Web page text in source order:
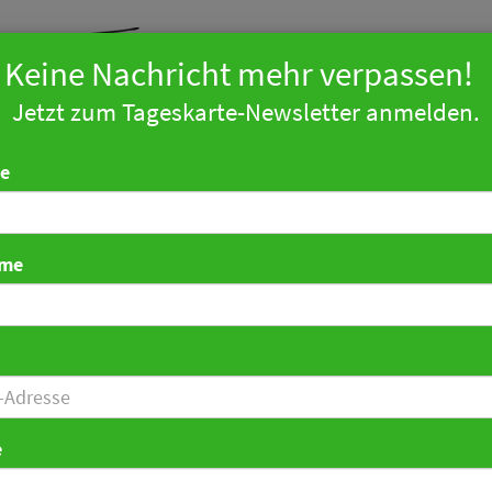
unserer
Günther
Hotel Hafen
Keine Nachricht mehr verpassen!
Jetzt zum Tageskarte-Newsletter anmelden.